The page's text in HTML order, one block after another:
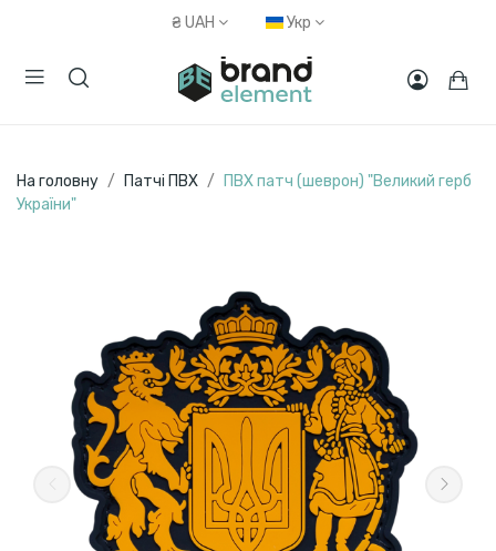
₴ UAH Укр
На головну Патчі ПВХ
ПВХ патч (шеврон) "Великий герб
України"